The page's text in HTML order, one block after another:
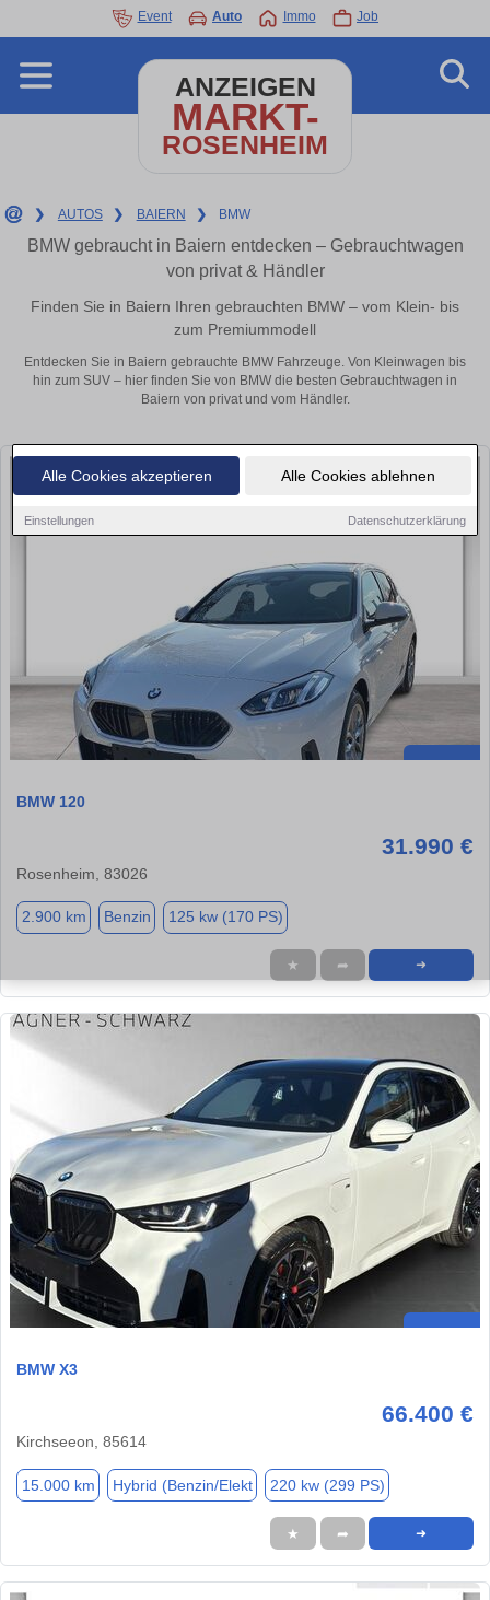
Alle Cookies akzeptieren Alle Cookies ablehnen
Einstellungen Datenschutzerklärung
Event Auto Immo Job
ANZEIGEN
MARKT-
ROSENHEIM
❯ AUTOS ❯ BAIERN ❯ BMW
BMW gebraucht in Baiern entdecken – Gebrauchtwagen
von privat & Händler
Finden Sie in Baiern Ihren gebrauchten BMW – vom Klein- bis
zum Premiummodell
Entdecken Sie in Baiern gebrauchte BMW Fahrzeuge. Von Kleinwagen bis
hin zum SUV – hier finden Sie von BMW die besten Gebrauchtwagen in
Baiern von privat und vom Händler.
BMW 120
31.990 €
Rosenheim, 83026
2.900 km Benzin 125 kw (170 PS)
★ ➦ ➜
BMW X3
66.400 €
Kirchseeon, 85614
15.000 km Hybrid (Benzin/Elekt 220 kw (299 PS)
★ ➦ ➜